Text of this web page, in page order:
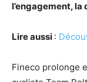
l’engagement,
Lire aussi :
Fineco prolonge